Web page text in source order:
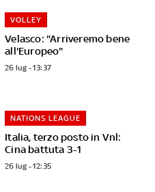
Velasco: "Arriveremo bene
all'Europeo"
VOLLEY
26 lug - 13:37
Italia, terzo posto in Vnl:
Cina battuta 3-1
NATIONS LEAGUE
26 lug - 12:35